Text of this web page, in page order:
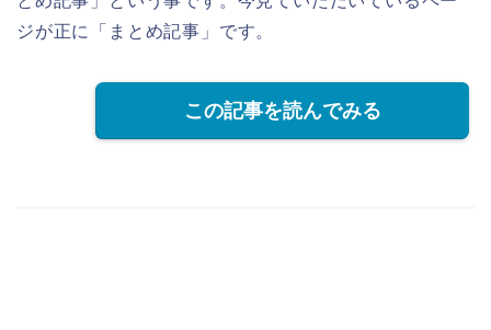
ジが正に「まとめ記事」です。
この記事を読んでみる